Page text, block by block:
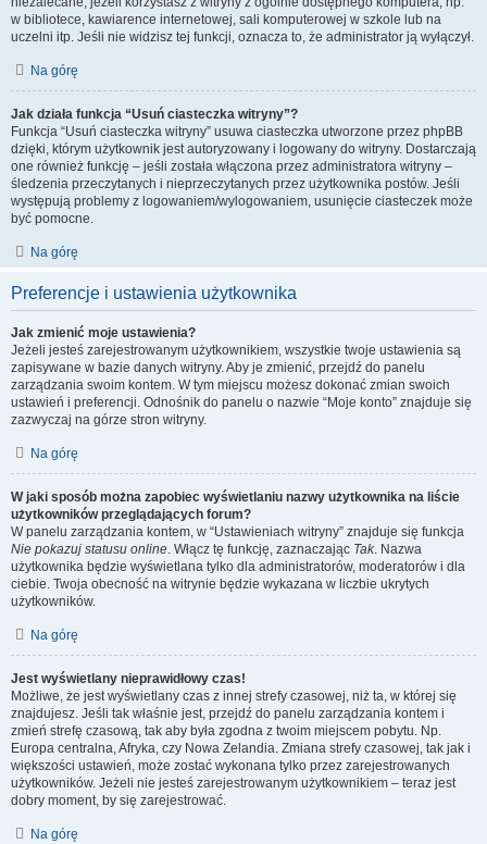
w bibliotece, kawiarence internetowej, sali komputerowej w szkole lub na
uczelni itp. Jeśli nie widzisz tej funkcji, oznacza to, że administrator ją wyłączył.
Na górę
Jak działa funkcja “Usuń ciasteczka witryny”?
Funkcja “Usuń ciasteczka witryny” usuwa ciasteczka utworzone przez phpBB
dzięki, którym użytkownik jest autoryzowany i logowany do witryny. Dostarczają
one również funkcję – jeśli została włączona przez administratora witryny –
śledzenia przeczytanych i nieprzeczytanych przez użytkownika postów. Jeśli
występują problemy z logowaniem/wylogowaniem, usunięcie ciasteczek może
być pomocne.
Na górę
Preferencje i ustawienia użytkownika
Jak zmienić moje ustawienia?
Jeżeli jesteś zarejestrowanym użytkownikiem, wszystkie twoje ustawienia są
zapisywane w bazie danych witryny. Aby je zmienić, przejdź do panelu
zarządzania swoim kontem. W tym miejscu możesz dokonać zmian swoich
ustawień i preferencji. Odnośnik do panelu o nazwie “Moje konto” znajduje się
zazwyczaj na górze stron witryny.
Na górę
W jaki sposób można zapobiec wyświetlaniu nazwy użytkownika na liście
użytkowników przeglądających forum?
W panelu zarządzania kontem, w “Ustawieniach witryny” znajduje się funkcja
Nie pokazuj statusu online. Włącz tę funkcję, zaznaczając Tak. Nazwa
użytkownika będzie wyświetlana tylko dla administratorów, moderatorów i dla
ciebie. Twoja obecność na witrynie będzie wykazana w liczbie ukrytych
użytkowników.
Na górę
Jest wyświetlany nieprawidłowy czas!
Możliwe, że jest wyświetlany czas z innej strefy czasowej, niż ta, w której się
znajdujesz. Jeśli tak właśnie jest, przejdź do panelu zarządzania kontem i
zmień strefę czasową, tak aby była zgodna z twoim miejscem pobytu. Np.
Europa centralna, Afryka, czy Nowa Zelandia. Zmiana strefy czasowej, tak jak i
większości ustawień, może zostać wykonana tylko przez zarejestrowanych
użytkowników. Jeżeli nie jesteś zarejestrowanym użytkownikiem – teraz jest
dobry moment, by się zarejestrować.
Na górę